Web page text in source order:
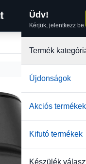
Üdv!
Kérjük, jelentkezz be.
Termék
Újdonságok
Akciós termékek
Kifutó termékek
Készülék